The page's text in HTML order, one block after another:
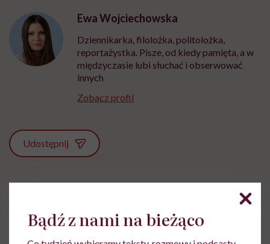
Ewa Wojciechowska
Dziennikarka, filolożka, politolożka,
reportażystka. Pisze, od kiedy pamięta, a w
międzyczasie lubi słuchać i obserwować
innych
Zobacz profil
Udostępnij
Niepłodność problemy z płodnością
Bądź z nami na bieżąco